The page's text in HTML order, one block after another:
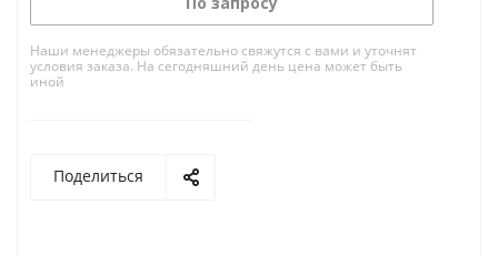
Наши менеджеры обязательно свяжутся с вами и уточнят
условия заказа. На сегодняшний день цена может быть
иной
Поделиться